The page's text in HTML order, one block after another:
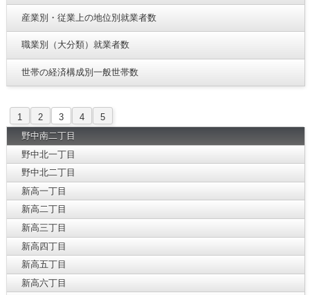
産業別・従業上の地位別就業者数
職業別（大分類）就業者数
世帯の経済構成別一般世帯数
1 2 3 4
5
野中南二丁目
野中北一丁目
野中北二丁目
新高一丁目
新高二丁目
新高三丁目
新高四丁目
新高五丁目
新高六丁目